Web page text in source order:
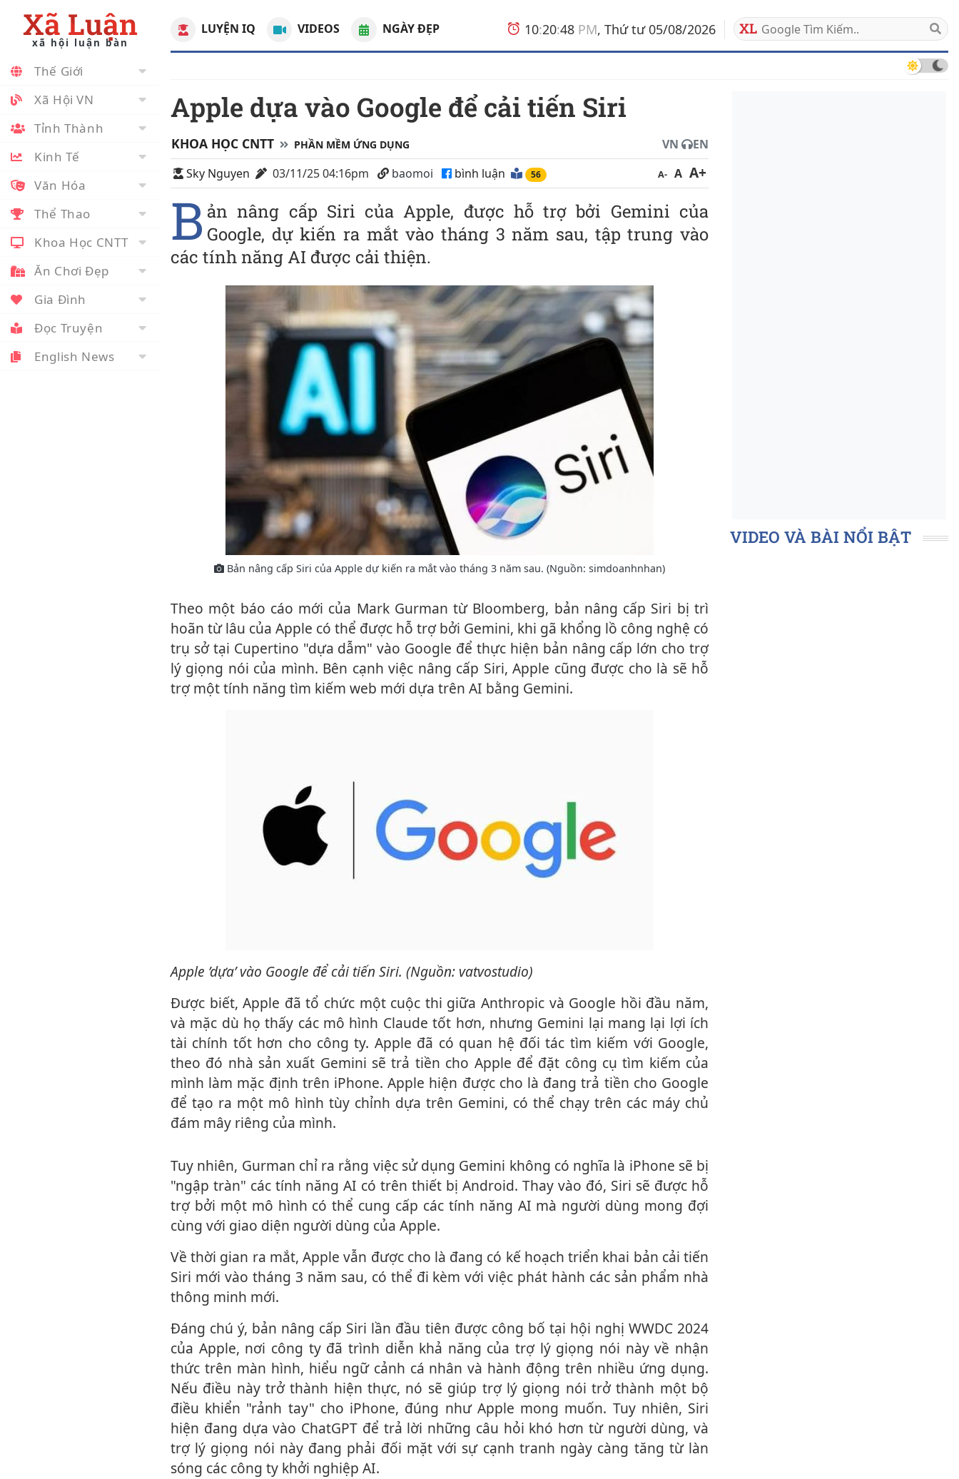
Xã Luận
xã hội luận bàn
Thế Giới
Xã Hội VN
Tỉnh Thành
Kinh Tế
Văn Hóa
Thể Thao
Khoa Học CNTT
Ăn Chơi Đẹp
Gia Đình
Đọc Truyện
English News
LUYỆN IQ VIDEOS NGÀY ĐẸP 10:20:48 PM, Thứ tư 05/08/2026
Apple dựa vào Google để cải tiến Siri
KHOA HỌC CNTT PHẦN MỀM ỨNG DỤNG VN
EN
Sky Nguyen
03/11/25 04:16pm baomoi bình luận 55 A- A A+
B ản nâng cấp Siri của Apple, được hỗ trợ bởi Gemini của
Google, dự kiến ra mắt vào tháng 3 năm sau, tập trung vào
các tính năng AI được cải thiện.
Bản nâng cấp Siri của Apple dự kiến ra mắt vào tháng 3 năm sau. (Nguồn: simdoanhnhan)
Theo một báo cáo mới của Mark Gurman từ Bloomberg, bản nâng cấp Siri bị trì
hoãn từ lâu của Apple có thể được hỗ trợ bởi Gemini, khi gã khổng lồ công nghệ có
trụ sở tại Cupertino "dựa dẫm" vào Google để thực hiện bản nâng cấp lớn cho trợ
lý giọng nói của mình. Bên cạnh việc nâng cấp Siri, Apple cũng được cho là sẽ hỗ
trợ một tính năng tìm kiếm web mới dựa trên AI bằng Gemini.
Apple ’dựa’ vào Google để cải tiến Siri. (Nguồn: vatvostudio)
Được biết, Apple đã tổ chức một cuộc thi giữa Anthropic và Google hồi đầu năm,
và mặc dù họ thấy các mô hình Claude tốt hơn, nhưng Gemini lại mang lại lợi ích
tài chính tốt hơn cho công ty. Apple đã có quan hệ đối tác tìm kiếm với Google,
theo đó nhà sản xuất Gemini sẽ trả tiền cho Apple để đặt công cụ tìm kiếm của
mình làm mặc định trên iPhone. Apple hiện được cho là đang trả tiền cho Google
để tạo ra một mô hình tùy chỉnh dựa trên Gemini, có thể chạy trên các máy chủ
đám mây riêng của mình.
Tuy nhiên, Gurman chỉ ra rằng việc sử dụng Gemini không có nghĩa là iPhone sẽ bị
"ngập tràn" các tính năng AI có trên thiết bị Android. Thay vào đó, Siri sẽ được hỗ
trợ bởi một mô hình có thể cung cấp các tính năng AI mà người dùng mong đợi
cùng với giao diện người dùng của Apple.
Về thời gian ra mắt, Apple vẫn được cho là đang có kế hoạch triển khai bản cải tiến
Siri mới vào tháng 3 năm sau, có thể đi kèm với việc phát hành các sản phẩm nhà
thông minh mới.
Đáng chú ý, bản nâng cấp Siri lần đầu tiên được công bố tại hội nghị WWDC 2024
của Apple, nơi công ty đã trình diễn khả năng của trợ lý giọng nói này về nhận
thức trên màn hình, hiểu ngữ cảnh cá nhân và hành động trên nhiều ứng dụng.
Nếu điều này trở thành hiện thực, nó sẽ giúp trợ lý giọng nói trở thành một bộ
điều khiển "rảnh tay" cho iPhone, đúng như Apple mong muốn. Tuy nhiên, Siri
hiện đang dựa vào ChatGPT để trả lời những câu hỏi khó hơn từ người dùng, và
trợ lý giọng nói này đang phải đối mặt với sự cạnh tranh ngày càng tăng từ làn
sóng các công ty khởi nghiệp AI.
VIDEO VÀ BÀI NỔI BẬT